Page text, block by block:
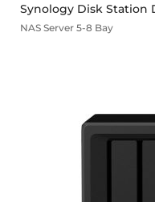
Synology Disk Station
NAS Server 5-8 Bay